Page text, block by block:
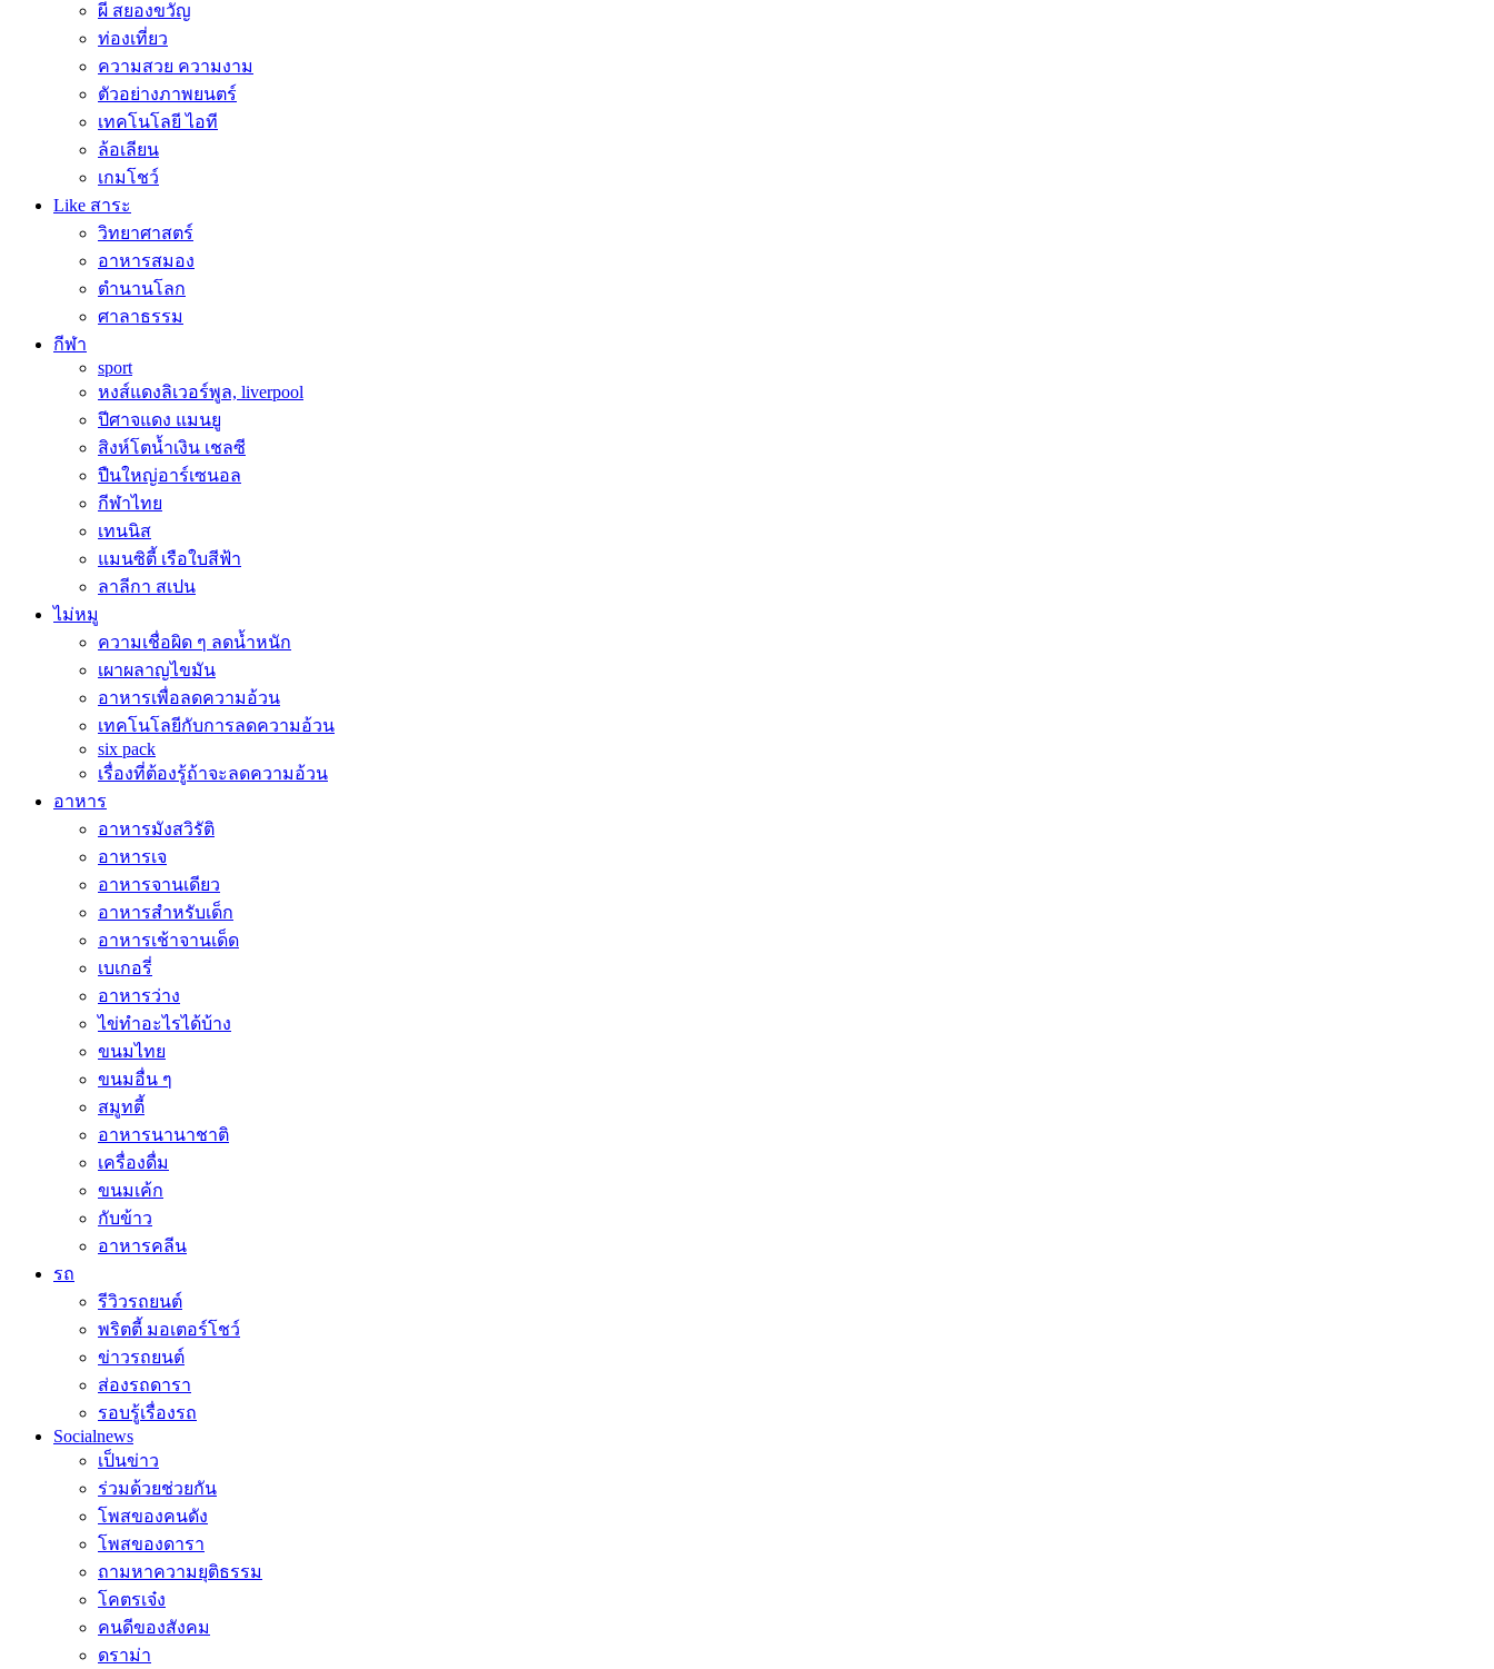
ผี สยองขวัญ
ท่องเที่ยว
ความสวย ความงาม
ตัวอย่างภาพยนตร์
เทคโนโลยี ไอที
ล้อเลียน
เกมโชว์
Like สาระ
วิทยาศาสตร์
อาหารสมอง
ตำนานโลก
ศาลาธรรม
กีฬา
sport
หงส์แดงลิเวอร์พูล, liverpool
ปีศาจแดง แมนยู
สิงห์โตน้ำเงิน เชลซี
ปืนใหญ่อาร์เซนอล
กีฬาไทย
เทนนิส
แมนซิตี้ เรือใบสีฟ้า
ลาลีกา สเปน
ไม่หมู
ความเชื่อผิด ๆ ลดน้ำหนัก
เผาผลาญไขมัน
อาหารเพื่อลดความอ้วน
เทคโนโลยีกับการลดความอ้วน
six pack
เรื่องที่ต้องรู้ถ้าจะลดความอ้วน
อาหาร
อาหารมังสวิรัติ
อาหารเจ
อาหารจานเดียว
อาหารสำหรับเด็ก
อาหารเช้าจานเด็ด
เบเกอรี่
อาหารว่าง
ไข่ทำอะไรได้บ้าง
ขนมไทย
ขนมอื่น ๆ
สมูทตี้
อาหารนานาชาติ
เครื่องดื่ม
ขนมเค้ก
กับข้าว
อาหารคลีน
รถ
รีวิวรถยนต์
พริตตี้ มอเตอร์โชว์
ข่าวรถยนต์
ส่องรถดารา
รอบรู้เรื่องรถ
Socialnews
เป็นข่าว
ร่วมด้วยช่วยกัน
โพสของคนดัง
โพสของดารา
ถามหาความยุติธรรม
โคตรเจ๋ง
คนดีของสังคม
ดราม่า